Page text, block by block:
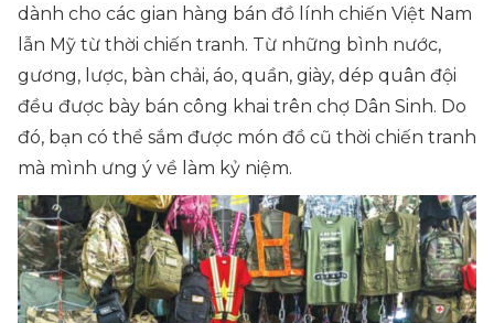
dành cho các gian hàng bán đồ lính chiến Việt Nam
lẫn Mỹ từ thời chiến tranh. Từ những bình nước,
gương, lược, bàn chải, áo, quần, giày, dép quân đội
đều được bày bán công khai trên chợ Dân Sinh. Do
đó, bạn có thể sắm được món đồ cũ thời chiến tranh
mà mình ưng ý về làm kỷ niệm.